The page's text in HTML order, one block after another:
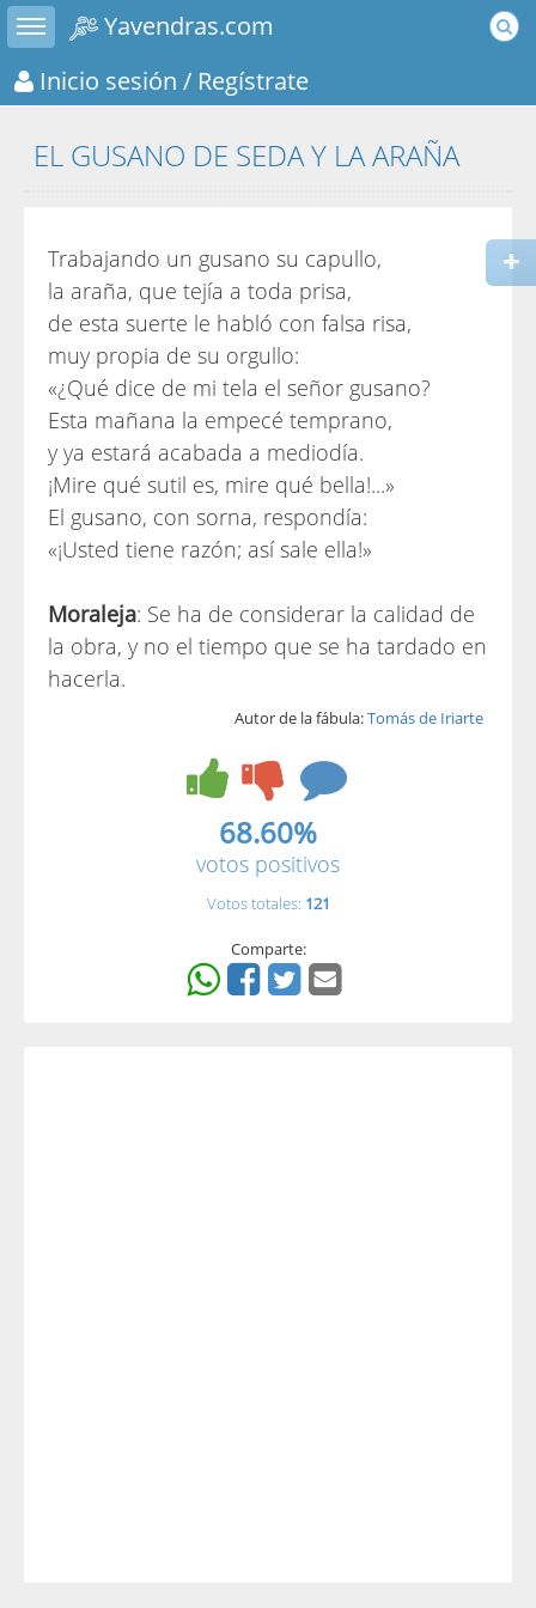
Toggle sidebar
Yavendras.com
Inicio sesión / Regístrate
EL GUSANO DE SEDA Y LA ARAÑA
Trabajando un gusano su capullo,
la araña, que tejía a toda prisa,
de esta suerte le habló con falsa risa,
muy propia de su orgullo:
«¿Qué dice de mi tela el señor gusano?
Esta mañana la empecé temprano,
y ya estará acabada a mediodía.
¡Mire qué sutil es, mire qué bella!...»
El gusano, con sorna, respondía:
«¡Usted tiene razón; así sale ella!»
Moraleja: Se ha de considerar la calidad de
la obra, y no el tiempo que se ha tardado en
hacerla.
Autor de la fábula:Tomás de Iriarte
68.60%
votos positivos
Votos totales: 121
Comparte: